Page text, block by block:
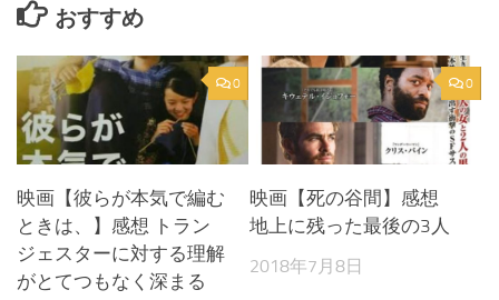
おすすめ
0
映画【彼らが本気で編む
ときは、】感想 トラン
ジェスターに対する理解
がとてつもなく深まる
0
映画【死の谷間】感想
地上に残った最後の3人
2018年7月8日